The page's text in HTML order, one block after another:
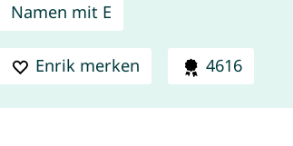
Namen mit E
Enrik merken 4616